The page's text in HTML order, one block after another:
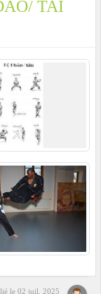
TAI
le 02 juil. 2025